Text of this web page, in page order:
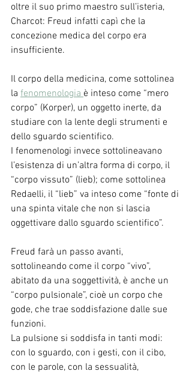
oltre il suo primo maestro sull’isteria,
Charcot: Freud infatti capì che la
concezione medica del corpo era
insufficiente.
Il corpo della medicina, come sottolinea
la fenomenologia è inteso come “mero
corpo” (Korper), un oggetto inerte, da
studiare con la lente degli strumenti e
dello sguardo scientifico.
I fenomenologi invece sottolineavano
l’esistenza di un’altra forma di corpo, il
“corpo vissuto” (lieb); come sottolinea
Redaelli, il “lieb” va inteso come “fonte di
una spinta vitale che non si lascia
oggettivare dallo sguardo scientifico”.
Freud farà un passo avanti,
sottolineando come il corpo “vivo”,
abitato da una soggettività, è anche un
“corpo pulsionale”, cioè un corpo che
gode, che trae soddisfazione dalle sue
funzioni.
La pulsione si soddisfa in tanti modi:
con lo sguardo, con i gesti, con il cibo,
con le parole, con la sessualità,